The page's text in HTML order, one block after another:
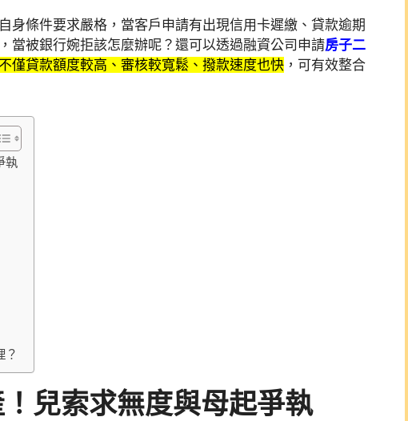
身條件要求嚴格，當客戶申請有出現信用卡遲繳、貸款逾期
當被銀行婉拒該怎麼辦呢？還可以透過融資公司申請房子二
不僅貸款額度較高、審核較寬鬆、撥款速度也快 ，可有效整合
執
？
！兒索求無度與母起爭執